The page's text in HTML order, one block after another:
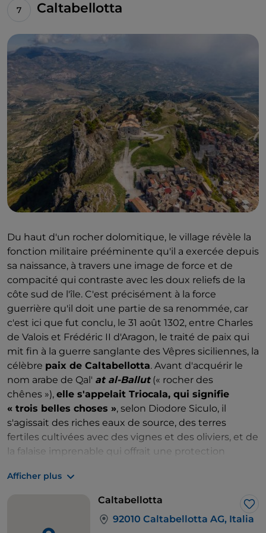
Caltabellotta
Du haut d'un rocher dolomitique, le village révèle la
fonction militaire prééminente qu'il a exercée depuis
sa naissance, à travers une image de force et de
compacité qui contraste avec les doux reliefs de la
côte sud de l'île. C'est précisément à la force
guerrière qu'il doit une partie de sa renommée, car
c'est ici que fut conclu, le 31 août 1302, entre Charles
de Valois et Frédéric II d'Aragon, le traité de paix qui
mit fin à la guerre sanglante des Vêpres siciliennes, la
célèbre paix de Caltabellotta. Avant d'acquérir le
nom arabe de Qal' at al-Ballut(« rocher des
chênes »), elle s'appelait Triocala, qui signifie
« trois belles choses », selon Diodore Siculo, il
s'agissait des riches eaux de source, des terres
fertiles cultivées avec des vignes et des oliviers, et de
la falaise imprenable qui offrait une protection
conserve encore, ainsi que le tissu urbain médiéval,
typique d'un village de moyenne montagne de la
région méditerranéenne. Parmi les édifices religieux,
l'église paroissiale se distingue. Non loin de là, à
Afficher plus
Caltabellotta
92010 Caltabellotta AG, Italia